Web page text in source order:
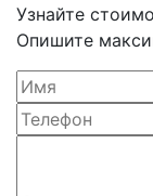
Узнайте
Опишите